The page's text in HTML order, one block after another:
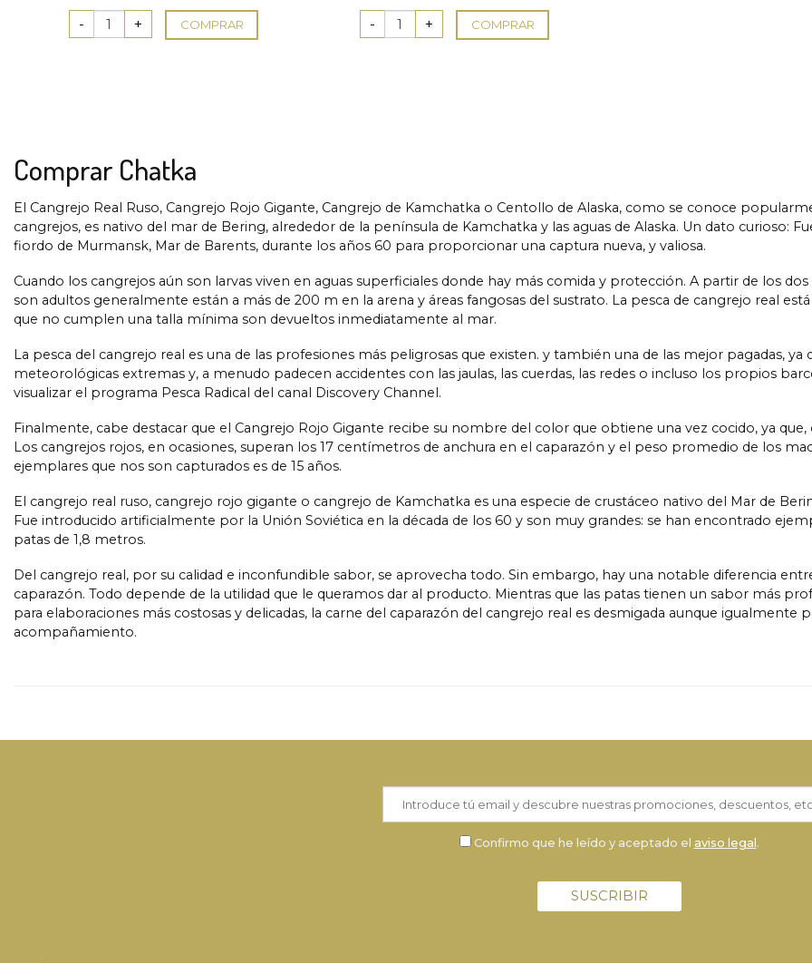
COMPRAR COMPRAR
Comprar Chatka
El Cangrejo Real Ruso, Cangrejo Rojo Gigante, Cangrejo de Kamchatka o Centollo de Alaska, como se conoce
cangrejos, es nativo del mar de Bering, alrededor de la península de Kamchatka y las aguas de Alaska. Un dato curioso:
fiordo de Murmansk, Mar de Barents, durante los años 60 para proporcionar una captura nueva, y valiosa.
Cuando los cangrejos aún son larvas viven en aguas superficiales donde hay más comida y protección. A partir de los
son adultos generalmente están a más de 200 m en la arena y áreas fangosas del sustrato. La pesca de cangrejo real
que no cumplen una talla mínima son devueltos inmediatamente al mar.
La pesca del cangrejo real es una de las profesiones más peligrosas que existen. y también una de las mejor pagadas,
meteorológicas extremas y, a menudo padecen accidentes con las jaulas, las cuerdas, las redes o incluso los propios
visualizar el programa Pesca Radical del canal Discovery Channel.
Finalmente, cabe destacar que el Cangrejo Rojo Gigante recibe su nombre del color que obtiene una vez cocido, ya
Los cangrejos rojos, en ocasiones, superan los 17 centímetros de anchura en el caparazón y el peso promedio de los
ejemplares que nos son capturados es de 15 años.
El cangrejo real ruso, cangrejo rojo gigante o cangrejo de Kamchatka es una especie de crustáceo nativo del Mar de
Fue introducido artificialmente por la Unión Soviética en la década de los 60 y son muy grandes: se han encontrado
patas de 1,8 metros.
Del cangrejo real, por su calidad e inconfundible sabor, se aprovecha todo. Sin embargo, hay una notable diferencia
caparazón. Todo depende de la utilidad que le queramos dar al producto. Mientras que las patas tienen un sabor más
para elaboraciones más costosas y delicadas, la carne del caparazón del cangrejo real es desmigada aunque
acompañamiento.
Confirmo que he leído y aceptado el aviso legal.